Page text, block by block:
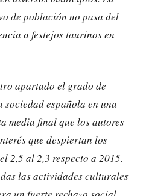
de población no pasa del
a festejos taurinos en
apartado el grado de
española en una
media final que los autores
que despiertan los
2,5 al 2,3 respecto a 2015.
las actividades culturales